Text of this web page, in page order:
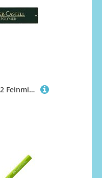
FABER-CASTELL 120702 Feinmine SUPER POLYMER 0,7mm 2B